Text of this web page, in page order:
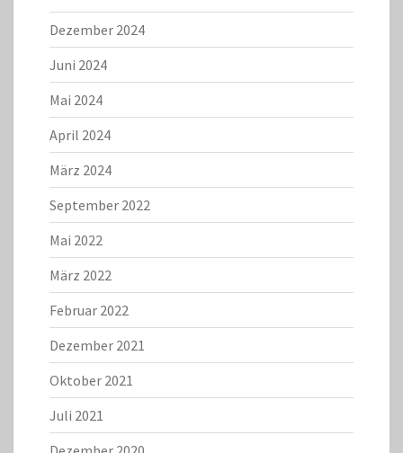
Dezember 2024
Juni 2024
Mai 2024
April 2024
März 2024
September 2022
Mai 2022
März 2022
Februar 2022
Dezember 2021
Oktober 2021
Juli 2021